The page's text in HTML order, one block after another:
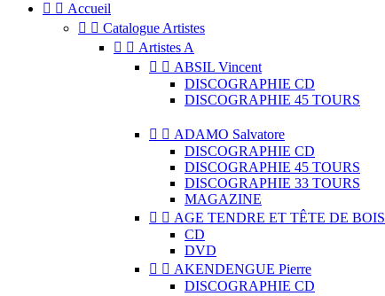
  Accueil
  Catalogue Artistes
  Artistes A
  ABSIL Vincent
DISCOGRAPHIE CD
DISCOGRAPHIE 45 TOURS
  ADAMO Salvatore
DISCOGRAPHIE CD
DISCOGRAPHIE 45 TOURS
DISCOGRAPHIE 33 TOURS
MAGAZINE
  AGE TENDRE ET TÊTE DE BOIS
CD
DVD
  AKENDENGUE Pierre
DISCOGRAPHIE CD